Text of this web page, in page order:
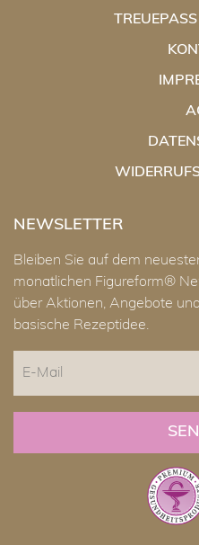
NEWSLETTER
Bleiben Sie auf dem
monatlichen Figureform®
über Aktionen, Angebote
basische Rezeptidee.
Mail
CAPTCHA